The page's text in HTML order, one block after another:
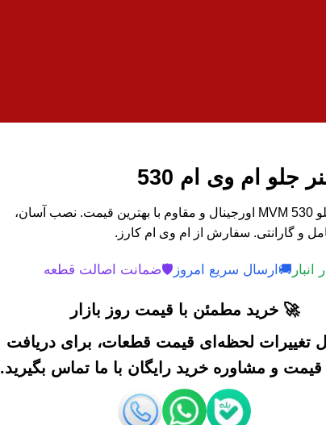
جلو ام وی ام 530
کمک فنر جلو MVM 530 اورجینال و مقاوم با بهترین قیمت. نصب آسان،
و گارانتی. سفارش از ام وی ام کارز.
🚚 ارسال سریع امروز 🛡️ضمانت اصالت قطعه
🚀 خرید مطمئن با قیمت روز بازار
تغییرات لحظه‌ای قیمت قطعات، برای دریافت
قیمت و مشاوره خرید رایگان با ما تماس بگیرید.